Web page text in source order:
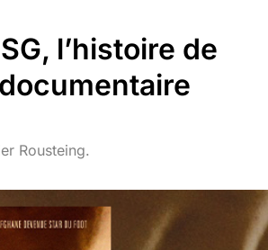
l’histoire de
Rousteing.